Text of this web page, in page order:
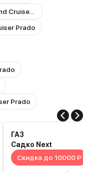
Prado
Prado
ГАЗ
Садко Next
Скидка до 10000 Р